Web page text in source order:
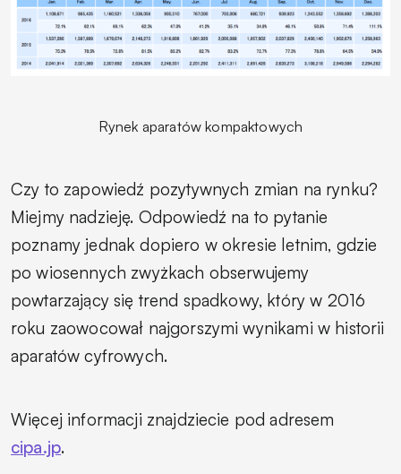
Rynek aparatów kompaktowych
Czy to zapowiedź pozytywnych zmian na rynku?
Miejmy nadzieję. Odpowiedź na to pytanie
poznamy jednak dopiero w okresie letnim, gdzie
po wiosennych zwyżkach obserwujemy
powtarzający się trend spadkowy, który w 2016
roku zaowocował najgorszymi wynikami w historii
aparatów cyfrowych.
Więcej informacji znajdziecie pod adresem
cipa.jp.